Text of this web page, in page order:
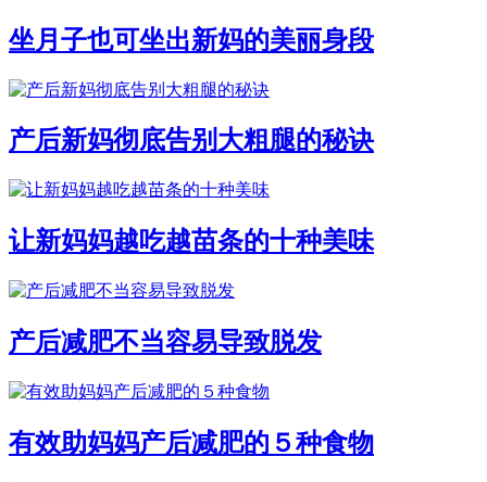
坐月子也可坐出新妈的美丽身段
产后新妈彻底告别大粗腿的秘诀
让新妈妈越吃越苗条的十种美味
产后减肥不当容易导致脱发
有效助妈妈产后减肥的５种食物